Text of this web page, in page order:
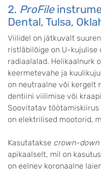
2. ProFile
Dental, Tulsa,
Viilidel on jätkuvalt
ristläbilõige on U-kujulise
radiaalalad. Helikaalnurk
keermetevahe ja
on neutraalne või kergelt
dentiini viilimise või
Soovitatav
on elektrilised mootorid,
Kasutatakse crown-down
apikaalselt, mil on
on eelnev koronaalne